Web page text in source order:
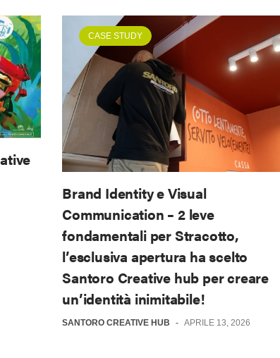
CASE STUDY
Brand Identity e Visual
Communication – 2 leve
fondamentali per Stracotto,
l’esclusiva apertura ha scelto
Santoro Creative hub per creare
un’identità inimitabile!
SANTORO CREATIVE HUB - APRILE 13, 2026